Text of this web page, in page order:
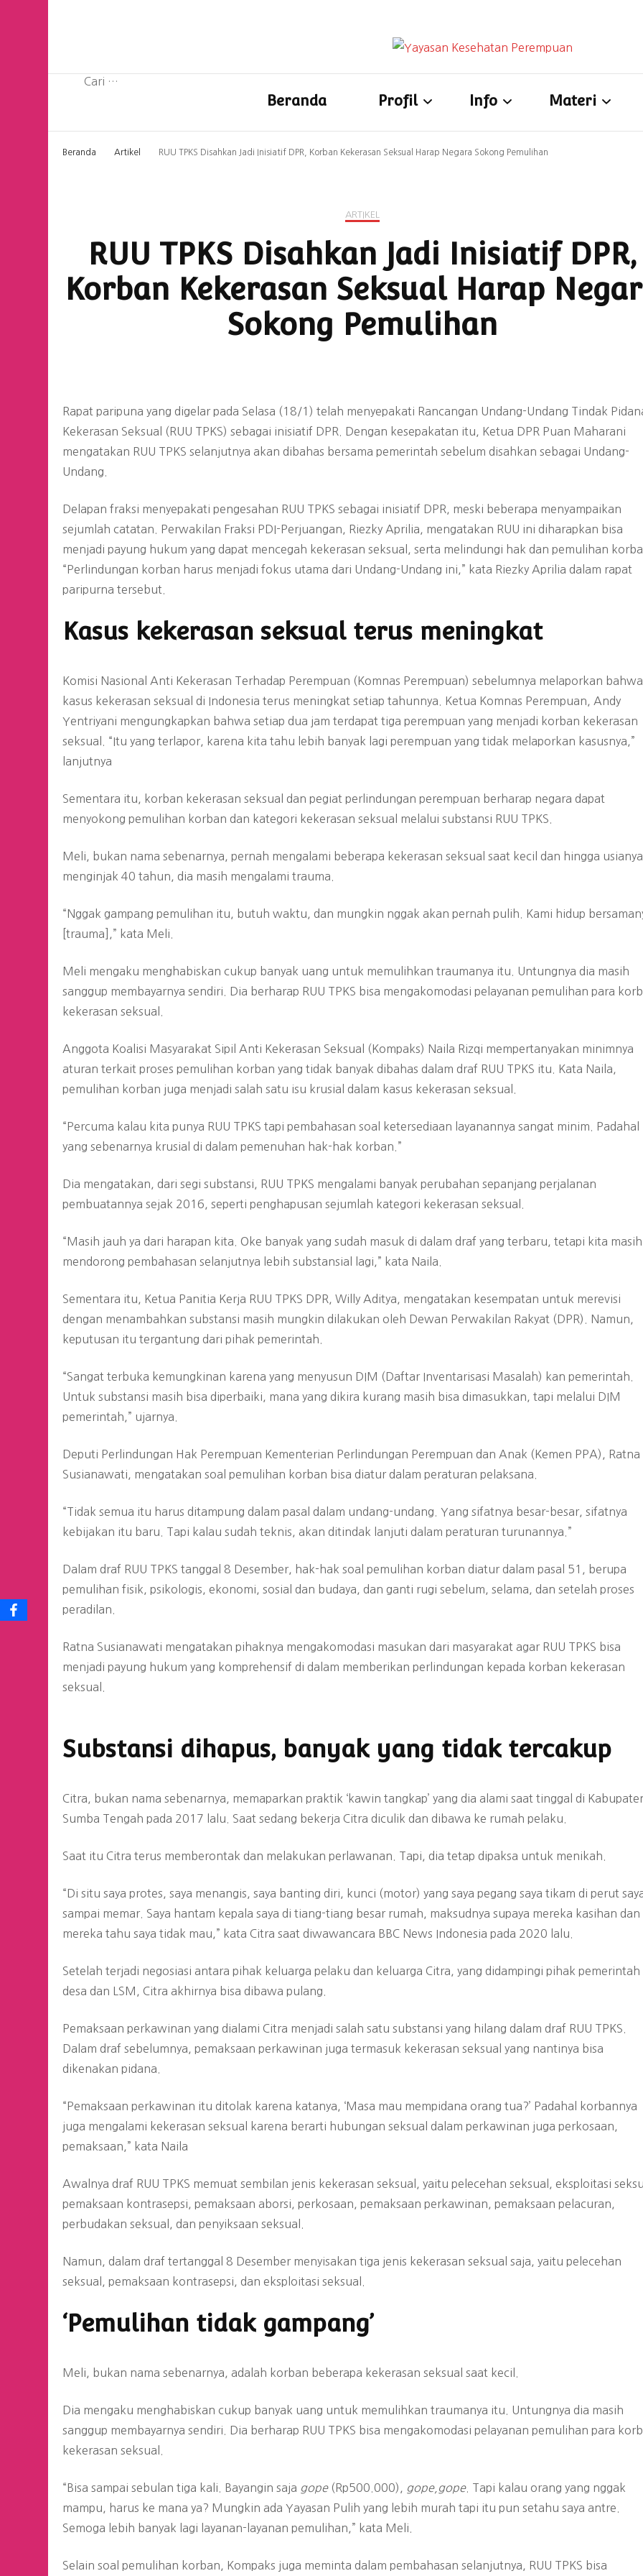
Cari
Yayasan Kesehatan
Beranda Profil
Isu Strategis
Program
Struktur Organisasi
Laporan Keuangan
Info
Recruitmen
Materi
Audio Visual
Beranda Artikel RUU TPKS Disahkan Jadi Inisiatif DPR, Korban Kekerasan Seksual Harap Negara Sokong Pemulihan
ARTIKEL
RUU TPKS Disahkan Jadi Inisiatif DPR,
Korban Kekerasan Seksual Harap
Sokong Pemulihan
Rapat paripuna yang digelar pada Selasa (18/1) telah menyepakati Rancangan Undang-Undang Tindak
Kekerasan Seksual (RUU TPKS) sebagai inisiatif DPR. Dengan kesepakatan itu, Ketua DPR Puan Maharani
mengatakan RUU TPKS selanjutnya akan dibahas bersama pemerintah sebelum disahkan sebagai Undang-
Undang.
Delapan fraksi menyepakati pengesahan RUU TPKS sebagai inisiatif DPR, meski beberapa menyampaikan
sejumlah catatan. Perwakilan Fraksi PDI-Perjuangan, Riezky Aprilia, mengatakan RUU ini diharapkan bisa
menjadi payung hukum yang dapat mencegah kekerasan seksual, serta melindungi hak dan pemulihan
“Perlindungan korban harus menjadi fokus utama dari Undang-Undang ini,” kata Riezky Aprilia dalam rapat
paripurna tersebut.
Kasus kekerasan seksual terus meningkat
Komisi Nasional Anti Kekerasan Terhadap Perempuan (Komnas Perempuan) sebelumnya melaporkan bahwa
kasus kekerasan seksual di Indonesia terus meningkat setiap tahunnya. Ketua Komnas Perempuan, Andy
Yentriyani mengungkapkan bahwa setiap dua jam terdapat tiga perempuan yang menjadi korban kekerasan
seksual. “Itu yang terlapor, karena kita tahu lebih banyak lagi perempuan yang tidak melaporkan kasusnya,”
lanjutnya
Sementara itu, korban kekerasan seksual dan pegiat perlindungan perempuan berharap negara dapat
menyokong pemulihan korban dan kategori kekerasan seksual melalui substansi RUU TPKS.
Meli, bukan nama sebenarnya, pernah mengalami beberapa kekerasan seksual saat kecil dan hingga usianya
menginjak 40 tahun, dia masih mengalami trauma.
“Nggak gampang pemulihan itu, butuh waktu, dan mungkin nggak akan pernah pulih. Kami hidup
[trauma],” kata Meli.
Meli mengaku menghabiskan cukup banyak uang untuk memulihkan traumanya itu. Untungnya dia masih
sanggup membayarnya sendiri. Dia berharap RUU TPKS bisa mengakomodasi pelayanan pemulihan para
kekerasan seksual.
Anggota Koalisi Masyarakat Sipil Anti Kekerasan Seksual (Kompaks) Naila Rizqi mempertanyakan minimnya
aturan terkait proses pemulihan korban yang tidak banyak dibahas dalam draf RUU TPKS itu. Kata Naila,
pemulihan korban juga menjadi salah satu isu krusial dalam kasus kekerasan seksual.
“Percuma kalau kita punya RUU TPKS tapi pembahasan soal ketersediaan layanannya sangat minim. Padahal
yang sebenarnya krusial di dalam pemenuhan hak-hak korban.”
Dia mengatakan, dari segi substansi, RUU TPKS mengalami banyak perubahan sepanjang perjalanan
pembuatannya sejak 2016, seperti penghapusan sejumlah kategori kekerasan seksual.
“Masih jauh ya dari harapan kita. Oke banyak yang sudah masuk di dalam draf yang terbaru, tetapi kita masih
mendorong pembahasan selanjutnya lebih substansial lagi,” kata Naila.
Sementara itu, Ketua Panitia Kerja RUU TPKS DPR, Willy Aditya, mengatakan kesempatan untuk merevisi
dengan menambahkan substansi masih mungkin dilakukan oleh Dewan Perwakilan Rakyat (DPR). Namun,
keputusan itu tergantung dari pihak pemerintah.
“Sangat terbuka kemungkinan karena yang menyusun DIM (Daftar Inventarisasi Masalah) kan pemerintah.
Untuk substansi masih bisa diperbaiki, mana yang dikira kurang masih bisa dimasukkan, tapi melalui DIM
pemerintah,” ujarnya.
Deputi Perlindungan Hak Perempuan Kementerian Perlindungan Perempuan dan Anak (Kemen PPA), Ratna
Susianawati, mengatakan soal pemulihan korban bisa diatur dalam peraturan pelaksana.
“Tidak semua itu harus ditampung dalam pasal dalam undang-undang. Yang sifatnya besar-besar, sifatnya
kebijakan itu baru. Tapi kalau sudah teknis, akan ditindak lanjuti dalam peraturan turunannya.”
Dalam draf RUU TPKS tanggal 8 Desember, hak-hak soal pemulihan korban diatur dalam pasal 51, berupa
pemulihan fisik, psikologis, ekonomi, sosial dan budaya, dan ganti rugi sebelum, selama, dan setelah proses
peradilan.
Ratna Susianawati mengatakan pihaknya mengakomodasi masukan dari masyarakat agar RUU TPKS bisa
menjadi payung hukum yang komprehensif di dalam memberikan perlindungan kepada korban kekerasan
seksual.
Substansi dihapus, banyak yang tidak tercakup
Citra, bukan nama sebenarnya, memaparkan praktik ‘kawin tangkap’ yang dia alami saat tinggal di
Sumba Tengah pada 2017 lalu. Saat sedang bekerja Citra diculik dan dibawa ke rumah pelaku.
Saat itu Citra terus memberontak dan melakukan perlawanan. Tapi, dia tetap dipaksa untuk menikah.
“Di situ saya protes, saya menangis, saya banting diri, kunci (motor) yang saya pegang saya tikam di perut
sampai memar. Saya hantam kepala saya di tiang-tiang besar rumah, maksudnya supaya mereka kasihan dan
mereka tahu saya tidak mau,” kata Citra saat diwawancara BBC News Indonesia pada 2020 lalu.
Setelah terjadi negosiasi antara pihak keluarga pelaku dan keluarga Citra, yang didampingi pihak pemerintah
desa dan LSM, Citra akhirnya bisa dibawa pulang.
Pemaksaan perkawinan yang dialami Citra menjadi salah satu substansi yang hilang dalam draf RUU TPKS.
Dalam draf sebelumnya, pemaksaan perkawinan juga termasuk kekerasan seksual yang nantinya bisa
dikenakan pidana.
“Pemaksaan perkawinan itu ditolak karena katanya, ‘Masa mau mempidana orang tua?’ Padahal korbannya
juga mengalami kekerasan seksual karena berarti hubungan seksual dalam perkawinan juga perkosaan,
pemaksaan,” kata Naila
Awalnya draf RUU TPKS memuat sembilan jenis kekerasan seksual, yaitu pelecehan seksual, eksploitasi
pemaksaan kontrasepsi, pemaksaan aborsi, perkosaan, pemaksaan perkawinan, pemaksaan pelacuran,
perbudakan seksual, dan penyiksaan seksual.
Namun, dalam draf tertanggal 8 Desember menyisakan tiga jenis kekerasan seksual saja, yaitu pelecehan
seksual, pemaksaan kontrasepsi, dan eksploitasi seksual.
‘Pemulihan tidak gampang’
Meli, bukan nama sebenarnya, adalah korban beberapa kekerasan seksual saat kecil.
Dia mengaku menghabiskan cukup banyak uang untuk memulihkan traumanya itu. Untungnya dia masih
sanggup membayarnya sendiri. Dia berharap RUU TPKS bisa mengakomodasi pelayanan pemulihan para
kekerasan seksual.
“Bisa sampai sebulan tiga kali. Bayangin saja gope(Rp500.000), gope, gope. Tapi kalau orang yang nggak
mampu, harus ke mana ya? Mungkin ada Yayasan Pulih yang lebih murah tapi itu pun setahu saya antre.
Semoga lebih banyak lagi layanan-layanan pemulihan,” kata Meli.
Selain soal pemulihan korban, Kompaks juga meminta dalam pembahasan selanjutnya, RUU TPKS bisa